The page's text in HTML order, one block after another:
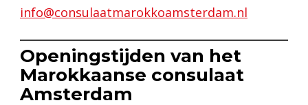
info@consulaatmarokkoamsterdam.nl
Openingstijden van het
Marokkaanse consulaat
Amsterdam